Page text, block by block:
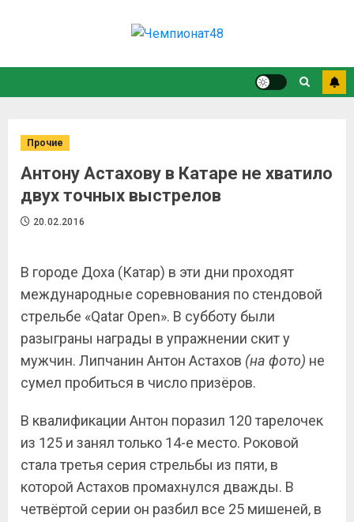
Прочие
Антону Астахову в Катаре не хватило
двух точных выстрелов
20.02.2016
В городе Доха (Катар) в эти дни проходят
международные соревнования по стендовой
стрельбе «Qatar Open». В субботу были
разыграны награды в упражнении скит у
мужчин. Липчанин Антон Астахов (на фото) не
сумел пробиться в число призёров.
В квалификации Антон поразил 120 тарелочек
из 125 и занял только 14-е место. Роковой
стала третья серия стрельбы из пяти, в
которой Астахов промахнулся дважды. В
четвёртой серии он разбил все 25 мишеней, в